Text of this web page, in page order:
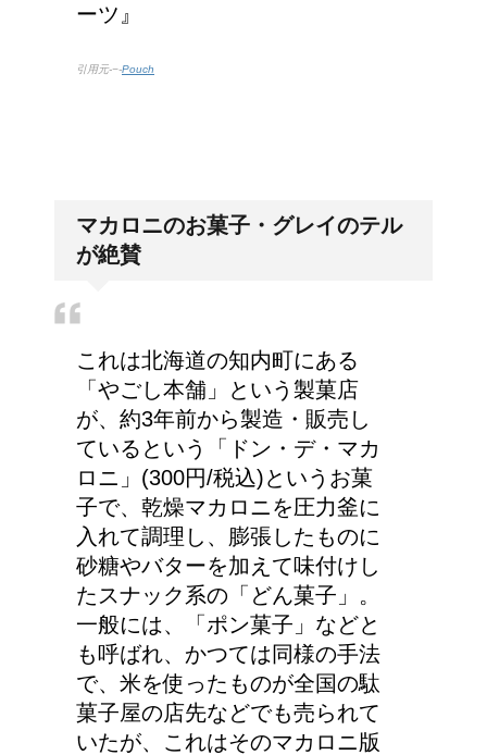
ーツ』
引用元-−-Pouch
マカロニのお菓子・グレイのテル
が絶賛
これは北海道の知内町にある
「やごし本舗」という製菓店
が、約3年前から製造・販売し
ているという「ドン・デ・マカ
ロニ」(300円/税込)というお菓
子で、乾燥マカロニを圧力釜に
入れて調理し、膨張したものに
砂糖やバターを加えて味付けし
たスナック系の「どん菓子」。
一般には、「ポン菓子」などと
も呼ばれ、かつては同様の手法
で、米を使ったものが全国の駄
菓子屋の店先などでも売られて
いたが、これはそのマカロニ版